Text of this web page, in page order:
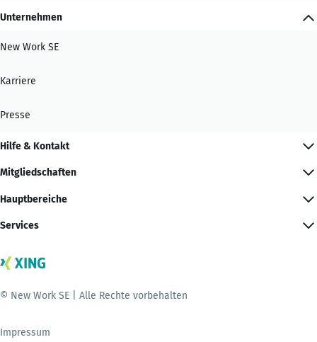
Unternehmen
New Work SE
Karriere
Presse
Hilfe & Kontakt
Mitgliedschaften
Hauptbereiche
Services
© New Work SE | Alle Rechte vorbehalten
Impressum